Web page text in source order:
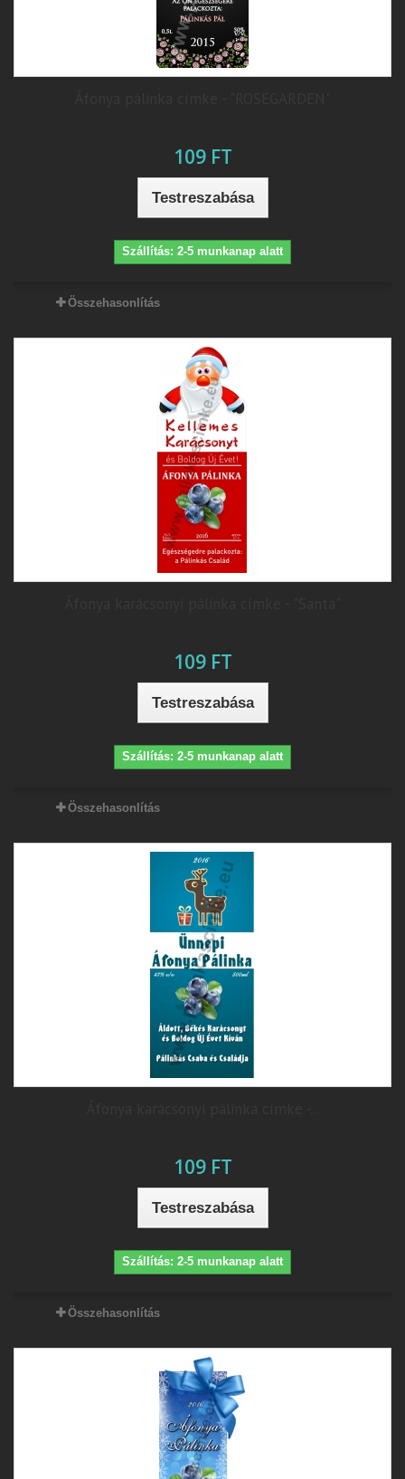
109 FT
Testreszabása
Szállítás: 2-5 munkanap alatt
Összehasonlítás
109 FT
Testreszabása
Szállítás: 2-5 munkanap alatt
Összehasonlítás
109 FT
Testreszabása
Szállítás: 2-5 munkanap alatt
Összehasonlítás